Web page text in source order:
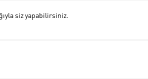
siz yapabilirsiniz.